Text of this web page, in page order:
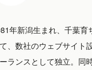
年新潟生まれ、千葉
、数社のウェブサイト
ランスとして独立。同